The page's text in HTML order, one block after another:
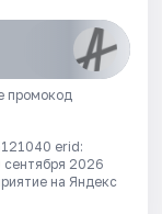
промокод
erid:
сентября 2026
на Яндекс